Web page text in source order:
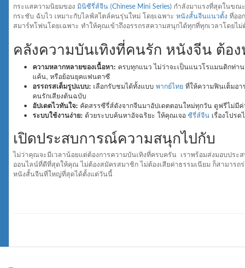
กระแสความนิยมของ มินิซีรี่ส์จีน (Chinese Mini Series) กำลังมาแรงที่สุดในขณ
กระชับ ฉับไว เหมาะกับไลฟ์สไตล์คนรุ่นใหม่ โดยเฉพาะ หนังสั้นจีนแนวตั้ง ที่ออ
สมาร์ทโฟนโดยเฉพาะ ทำให้คุณเข้าถึงอรรถรสความสนุกได้ทุกที่ทุกเวลาโดยไม่
คลังความบันเทิงที่คนรัก หนังจีน ต้อง
ความหลากหลายของเนื้อหา: ครบทุกแนว ไม่ว่าจะเป็นแนวโรแมนติกท่า
แค้น, หรือย้อนยุคแฟนตาซี
อรรถรสเต็มรูปแบบ: เลือกรับชมได้ทั้งแบบ พากย์ไทย ที่ให้ความฟินเต็มอ
คนรักเสียงต้นฉบับ
อัปเดตไวทันใจ: คัดสรรซีรี่ส์ดังจากจีนมาอัปเดตตอนใหม่ทุกวัน ดูฟรีไม่มีค่
ระบบใช้งานง่าย: ด้วยระบบค้นหาอัจฉริยะ ให้คุณเจอ ซีรี่ส์จีน เรื่องโปร
เปิดประสบการณ์ความสนุกไปกับ
ไม่ว่าคุณจะมีเวลาน้อยแต่ต้องการความบันเทิงที่ครบครัน เราพร้อมส่งมอบประ
ออนไลน์ที่ดีที่สุดให้คุณ ไม่ต้องสมัครสมาชิก ไม่ต้องเสียค่าธรรมเนียม ก็สามารถ
หนังสั้นจีนที่ใหญ่ที่สุดได้ตั้งแต่วันนี้